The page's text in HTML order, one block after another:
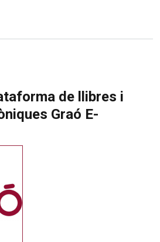
de llibres i
Graó E-